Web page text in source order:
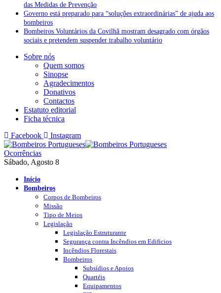
das Medidas de Prevenção
Governo está preparado para “soluções extraordinárias” de ajuda aos
bombeiros
Bombeiros Voluntários da Covilhã mostram desagrado com órgãos
sociais e pretendem suspender trabalho voluntário
Sobre nós
Quem somos
Sinopse
Agradecimentos
Donativos
Contactos
Estatuto editorial
Ficha técnica
Facebook
Instagram
Ocorrências
Sábado, Agosto 8
Início
Bombeiros
Corpos de Bombeiros
Missão
Tipo de Meios
Legislação
Legislação Estruturante
Segurança contra Incêndios em Edificios
Incêndios Florestais
Bombeiros
Subsídios e Apoios
Quartéis
Equipamentos